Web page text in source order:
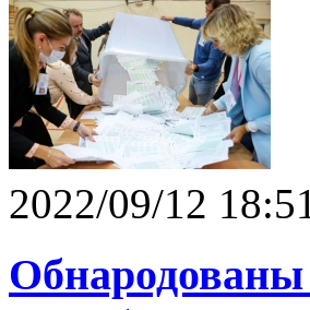
2022/09/12
Обнародованы